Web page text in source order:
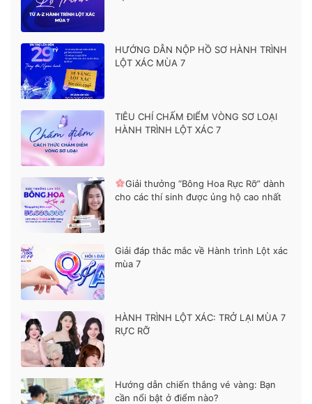
HƯỚNG DẪN NỘP HỒ SƠ HÀNH TRÌNH
LỘT XÁC MÙA 7
TIÊU CHÍ CHẤM ĐIỂM VÒNG SƠ LOẠI
HÀNH TRÌNH LỘT XÁC 7
Giải thưởng “Bông Hoa Rực Rỡ” dành
cho các thí sinh được ủng hộ cao nhất
Giải đáp thắc mắc về Hành trình Lột xác
mùa 7
HÀNH TRÌNH LỘT XÁC: TRỞ LẠI MÙA 7
RỰC RỠ
Hướng dẫn chiến thắng vé vàng: Bạn
cần nổi bật ở điểm nào?